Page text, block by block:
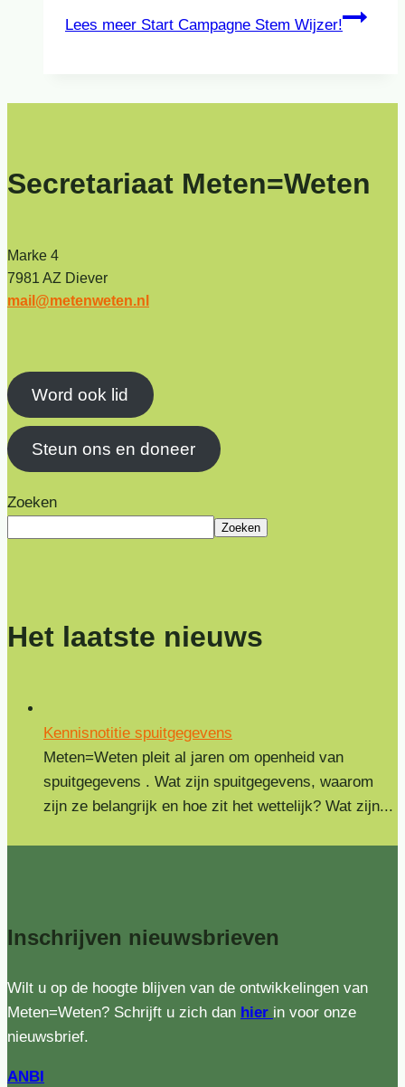
Lees meer Start Campagne Stem Wijzer!
Secretariaat Meten=Weten
Marke 4
7981 AZ Diever
mail@metenweten.nl
Word ook lid
Steun ons en doneer
Zoeken
Zoeken
Het laatste nieuws
Kennisnotitie spuitgegevens
Meten=Weten pleit al jaren om openheid van
spuitgegevens . Wat zijn spuitgegevens, waarom
zijn ze belangrijk en hoe zit het wettelijk? Wat zijn...
Inschrijven nieuwsbrieven
Wilt u op de hoogte blijven van de ontwikkelingen van
Meten=Weten? Schrijft u zich dan hier in voor onze
nieuwsbrief.
ANBI